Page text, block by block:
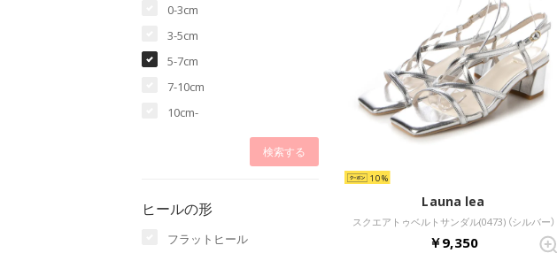
0-3cm
3-5cm
5-7cm
7-10cm
10cm-
ヒールの形
フラットヒール
10
Launa lea
スクエアトゥベルトサンダル(0473) （シルバー）
￥9,350